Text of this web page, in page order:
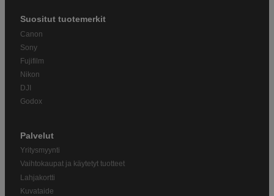
Suositut tuotemerkit
Canon
Sony
Fujifilm
Nikon
DJI
Godox
Palvelut
Yritysmyynti
Vaihtokaupat ja käytetyt tuotteet
Lahjakortti
Kuvataide